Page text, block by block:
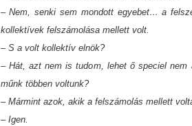
– Nem, senki sem mondott egyebet… a
kollektívek felszámolása mellett volt.
– S a volt kollektív elnök?
– Hát, azt nem is tudom, lehet ő speciel
műnk többen voltunk?
– Mármint azok, akik a felszámolás mellett
– Igen.